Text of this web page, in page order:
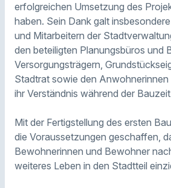
erfolgreichen Umsetzung des
haben. Sein Dank galt
und Mitarbeitern der
den beteiligten Planungsbüros und
Versorgungsträgern,
Stadtrat sowie den
ihr Verständnis während der
Mit der Fertigstellung des ersten
die Voraussetzungen geschaffen,
Bewohnerinnen und Bewohner
weiteres Leben in den Stadtteil